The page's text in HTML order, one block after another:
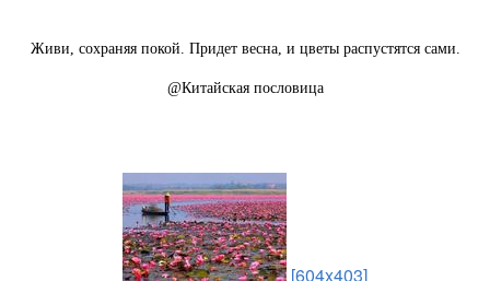
Живи, сохраняя покой. Придет весна, и цветы распустятся сами.
@Китайская пословица
[604x403]